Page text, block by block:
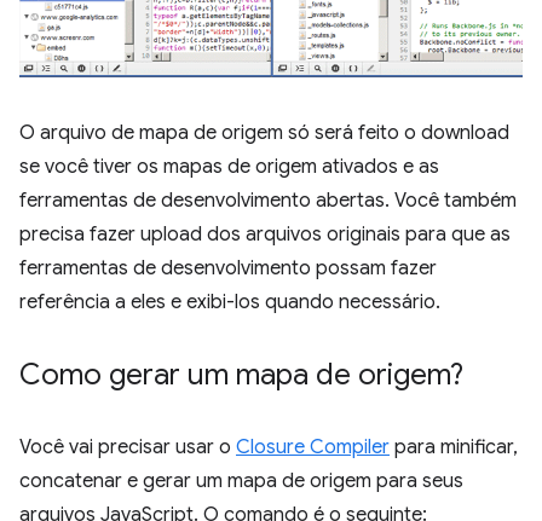
O arquivo de mapa de origem só será feito o download
se você tiver os mapas de origem ativados e as
ferramentas de desenvolvimento abertas. Você também
precisa fazer upload dos arquivos originais para que as
ferramentas de desenvolvimento possam fazer
referência a eles e exibi-los quando necessário.
Como gerar um mapa de origem?
Você vai precisar usar o Closure Compiler para minificar,
concatenar e gerar um mapa de origem para seus
arquivos JavaScript. O comando é o seguinte: